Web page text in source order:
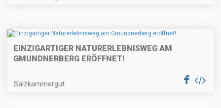
EINZIGARTIGER NATURERLEBNISWEG AM
GMUNDNERBERG ERÖFFNET!
Salzkammergut